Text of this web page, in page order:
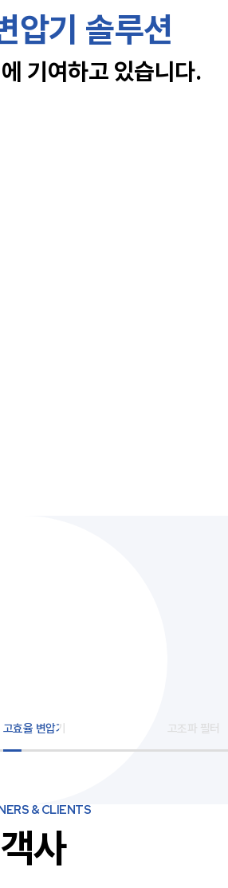
기 솔루션
기여하고 있습니다.
고효율 변압기 고조파 필터
& CLIENTS
사